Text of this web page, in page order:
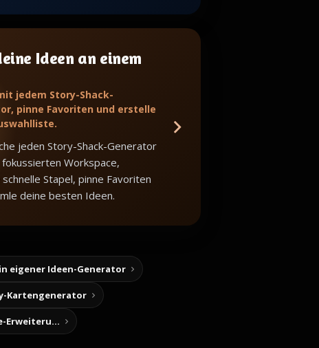
Ideen an einem
jedem Story-Shack-
pinne Favoriten und erstelle
jeden Story-Shack-Generator
Workspace,
Stapel, pinne Favoriten
deine besten Ideen.
eigener Ideen-Generator
Kartengenerator
Story-Notizen (Chrome-Erweiterung)